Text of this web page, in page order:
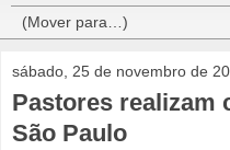
sábado, 25 de novembro de
Pastores realizam
São Paulo